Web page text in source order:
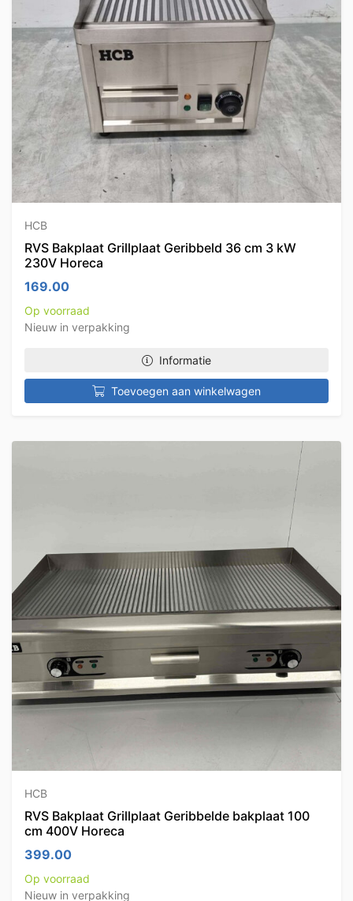
HCB
RVS Bakplaat Grillplaat Geribbeld 36 cm 3 kW
230V Horeca
169.00
Op voorraad
Nieuw in verpakking
Informatie
Toevoegen aan winkelwagen
HCB
RVS Bakplaat Grillplaat Geribbelde bakplaat 100
cm 400V Horeca
399.00
Op voorraad
Nieuw in verpakking